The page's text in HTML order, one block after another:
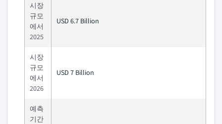
시장
규모
에서
2025
USD 6.7 Billion
시장
규모
에서
2026
USD 7 Billion
예측
기간